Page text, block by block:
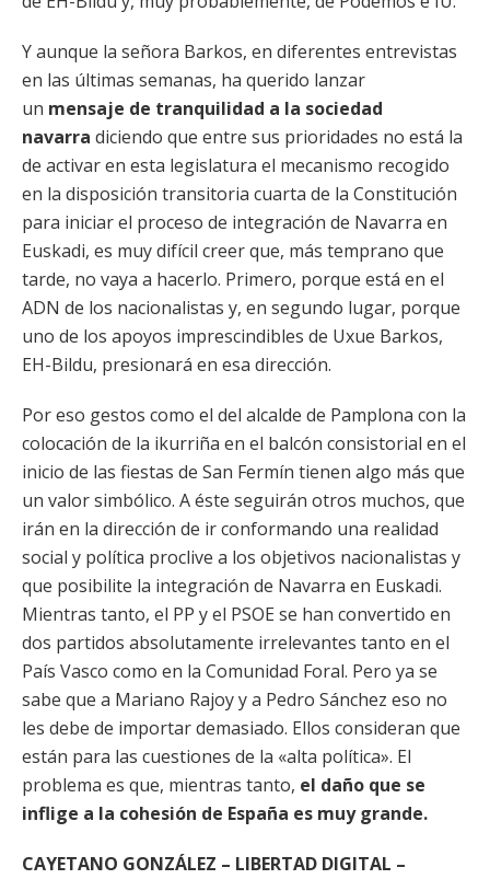
Y aunque la señora Barkos, en diferentes entrevistas
en las últimas semanas, ha querido lanzar
un mensaje de tranquilidad a la sociedad
navarra diciendo que entre sus prioridades no está la
de activar en esta legislatura el mecanismo recogido
en la disposición transitoria cuarta de la Constitución
para iniciar el proceso de integración de Navarra en
Euskadi, es muy difícil creer que, más temprano que
tarde, no vaya a hacerlo. Primero, porque está en el
ADN de los nacionalistas y, en segundo lugar, porque
uno de los apoyos imprescindibles de Uxue Barkos,
EH-Bildu, presionará en esa dirección.
Por eso gestos como el del alcalde de Pamplona con la
colocación de la ikurriña en el balcón consistorial en el
inicio de las fiestas de San Fermín tienen algo más que
un valor simbólico. A éste seguirán otros muchos, que
irán en la dirección de ir conformando una realidad
social y política proclive a los objetivos nacionalistas y
que posibilite la integración de Navarra en Euskadi.
Mientras tanto, el PP y el PSOE se han convertido en
dos partidos absolutamente irrelevantes tanto en el
País Vasco como en la Comunidad Foral. Pero ya se
sabe que a Mariano Rajoy y a Pedro Sánchez eso no
les debe de importar demasiado. Ellos consideran que
están para las cuestiones de la «alta política». El
problema es que, mientras tanto, el daño que se
inflige a la cohesión de España es muy grande.
CAYETANO GONZÁLEZ – LIBERTAD DIGITAL –